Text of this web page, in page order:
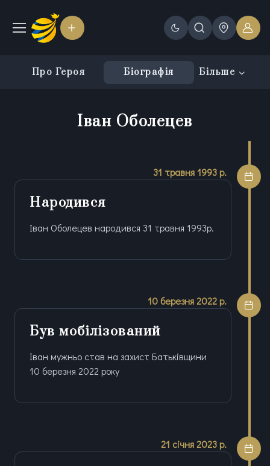
Про Героя Біографія Більше
Іван Оболецев
31 травня 1993 р.
Народився
Іван Оболецев народився 31 травня 1993р.
10 березня 2022 р.
Був мобілізований
Іван мужньо став на захист Батьківщини
10 березня 2022 року
21 січня 2023 р.